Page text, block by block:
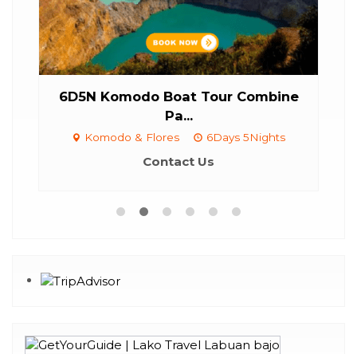
6D5N Komodo Boat Tour Combine
Pa...
Komodo & Flores 6Days 5Nights
Contact Us